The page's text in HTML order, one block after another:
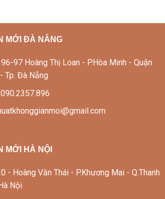
MỚI ĐÀ NẴNG
97 Hoàng Thị Loan - P.Hòa Minh - Quận
Tp. Đà Nẵng
MỚI HÀ NỘI
- Hoàng Văn Thái - P.Khương Mai - Q.Thanh
Nội